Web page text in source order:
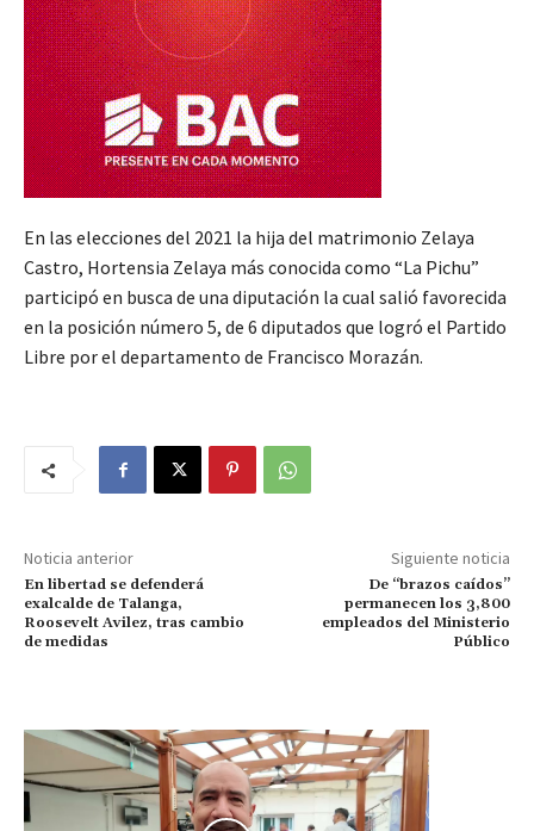
En las elecciones del 2021 la hija del matrimonio Zelaya
Castro, Hortensia Zelaya más conocida como “La Pichu”
participó en busca de una diputación la cual salió favorecida
en la posición número 5, de 6 diputados que logró el Partido
Libre por el departamento de Francisco Morazán.
Noticia anterior
En libertad se defenderá
exalcalde de Talanga,
Roosevelt Avilez, tras cambio
de medidas
Siguiente noticia
De “brazos caídos”
permanecen los 3,800
empleados del Ministerio
Público